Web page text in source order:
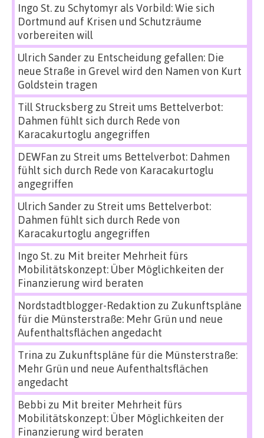
Ingo St.zu Schytomyr als Vorbild: Wie sich
Dortmund auf Krisen und Schutzräume
vorbereiten will
Ulrich Sanderzu Entscheidung gefallen: Die
neue Straße in Grevel wird den Namen von Kurt
Goldstein tragen
Till Strucksbergzu Streit ums Bettelverbot:
Dahmen fühlt sich durch Rede von
Karacakurtoglu angegriffen
DEWFan zu Streit ums Bettelverbot: Dahmen
fühlt sich durch Rede von Karacakurtoglu
angegriffen
Ulrich Sanderzu Streit ums Bettelverbot:
Dahmen fühlt sich durch Rede von
Karacakurtoglu angegriffen
Ingo St.zu Mit breiter Mehrheit fürs
Mobilitätskonzept: Über Möglichkeiten der
Finanzierung wird beraten
Nordstadtblogger-Redaktion zu Zukunftspläne
für die Münsterstraße: Mehr Grün und neue
Aufenthaltsflächen angedacht
Trina zu Zukunftspläne für die Münsterstraße:
Mehr Grün und neue Aufenthaltsflächen
angedacht
Bebbi zu Mit breiter Mehrheit fürs
Mobilitätskonzept: Über Möglichkeiten der
Finanzierung wird beraten